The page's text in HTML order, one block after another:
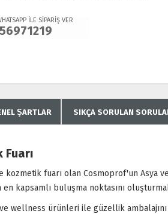
İLE SİPARİŞ VER
ŞARTLAR SIKÇA SORULAN
kozmetik fuarı olan Cosmoprof'un Asya
kapsamlı buluşma noktasını
wellness ürünleri ile güzellik ambalajını